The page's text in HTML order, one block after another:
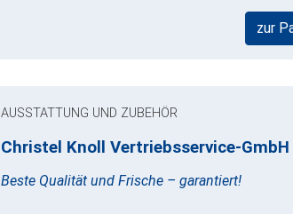
zur
AUSSTATTUNG UND ZUBEHÖR
Christel Knoll Vertriebsservice-GmbH
Beste Qualität und Frische – garantiert!